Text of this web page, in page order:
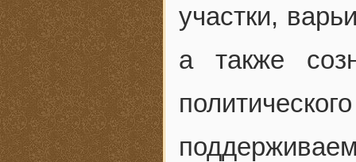
участки,
а также